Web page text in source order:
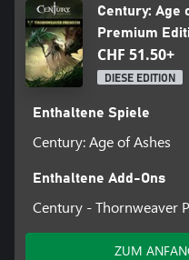
Century: Age
Premium
CHF 51.50+
DIESE EDITION
Enthaltene Spiele
Century: Age of Ashes
Enthaltene Add-Ons
Century - Thornweaver
ZUM